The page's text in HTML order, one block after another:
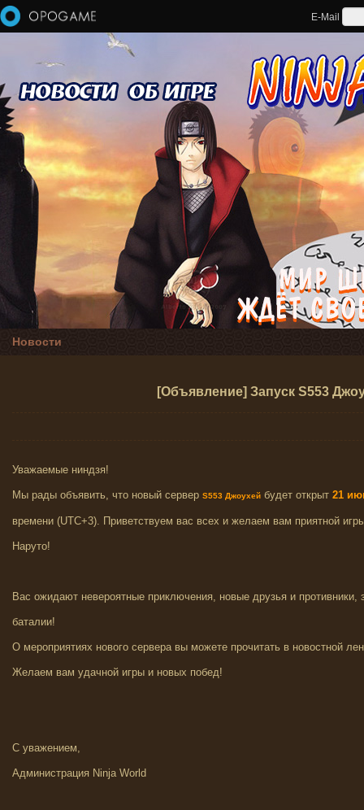
Перейти к основному содержанию
E-Mail
Новости
[Объявление] Запуск S553
Уважаемые ниндзя!
Мы рады объявить, что новый сервер S553 Джоухей будет открыт 21
времени (UTC+3). Приветствуем вас всех и желаем вам приятной
Наруто!
Вас ожидают невероятные приключения, новые друзья и
баталии!
О мероприятиях нового сервера вы можете прочитать в новостной
Желаем вам удачной игры и новых побед!
С уважением,
Администрация Ninja World